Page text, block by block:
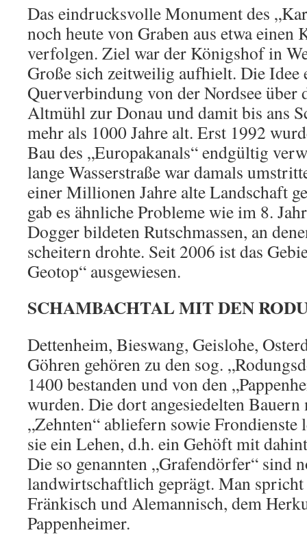
Das eindrucksvolle Monument des
noch heute von Graben aus etwa einen
verfolgen. Ziel war der Königshof in
Große sich zeitweilig aufhielt. Die Idee
Querverbindung von der Nordsee über
Altmühl zur Donau und damit bis ans
mehr als 1000 Jahre alt. Erst 1992
Bau des „Europakanals“ endgültig
lange Wasserstraße war damals
einer Millionen Jahre alte Landschaft
gab es ähnliche Probleme wie im 8.
Dogger bildeten Rutschmassen, an
scheitern drohte. Seit 2006 ist das
Geotop“ ausgewiesen.
SCHAMBACHTAL MIT DEN
Dettenheim, Bieswang, Geislohe,
Göhren gehören zu den sog.
1400 bestanden und von den
wurden. Die dort angesiedelten Bauern
„Zehnten“ abliefern sowie
sie ein Lehen, d.h. ein Gehöft mit
Die so genannten „Grafendörfer“ sind
landwirtschaftlich geprägt. Man
Fränkisch und Alemannisch, dem
Pappenheimer.